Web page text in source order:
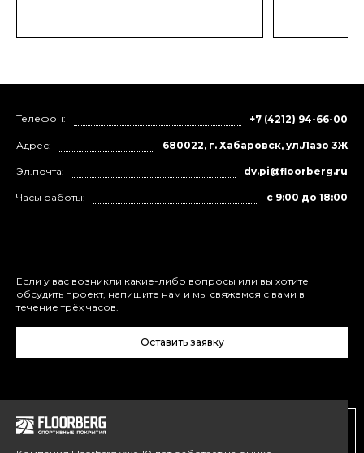
Телефон: +7 (4212) 94-66-00
Адрес: 680022, г. Хабаровск, ул.Лазо 3Ж
Эл.почта: dv.pi@floorberg.ru
Часы работы: с 9:00 до 18:00
Если у вас возникли какие-либо вопросы или вы хотите
обсудить проект, напишите нам и мы свяжемся с вами в
течение трёх часов.
Оставить заявку